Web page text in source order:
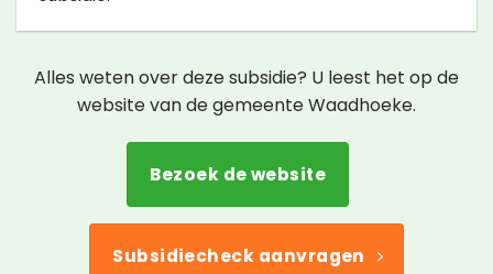
Alles weten over deze subsidie? U leest het op de
website van de gemeente Waadhoeke.
Bezoek de website
Subsidiecheck aanvragen